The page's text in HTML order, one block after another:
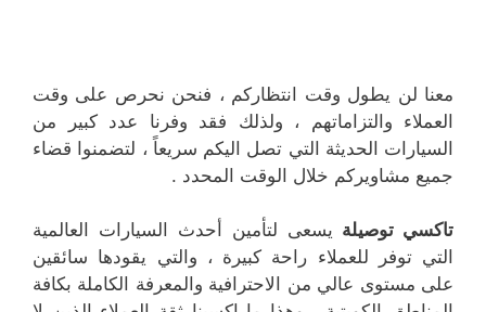
معنا لن يطول وقت انتظاركم ، فنحن نحرص على وقت
العملاء والتزاماتهم ، ولذلك فقد وفرنا عدد كبير من
السيارات الحديثة التي تصل اليكم سريعاً ، لتضمنوا قضاء
جميع مشاويركم خلال الوقت المحدد .
تاكسي توصيلة يسعى لتأمين أحدث السيارات العالمية
التي توفر للعملاء راحة كبيرة ، والتي يقودها سائقين
على مستوى عالي من الاحترافية والمعرفة الكاملة بكافة